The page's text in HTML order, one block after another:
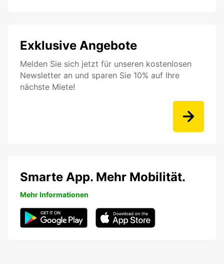
Exklusive Angebote
Melden Sie sich jetzt für unseren kostenlosen
Newsletter an und sparen Sie 10% auf Ihre
nächste Miete!
Smarte App. Mehr Mobilität.
Mehr Informationen